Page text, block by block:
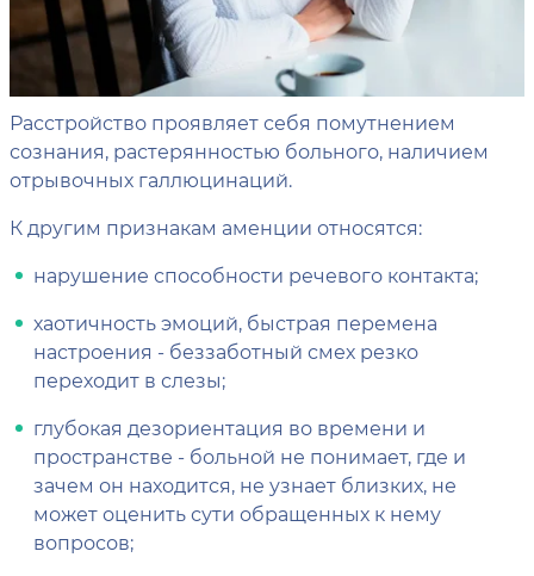
Расстройство проявляет себя помутнением
сознания, растерянностью больного, наличием
отрывочных галлюцинаций.
К другим признакам аменции относятся:
нарушение способности речевого контакта;
хаотичность эмоций, быстрая перемена
настроения - беззаботный смех резко
переходит в слезы;
глубокая дезориентация во времени и
пространстве - больной не понимает, где и
зачем он находится, не узнает близких, не
может оценить сути обращенных к нему
вопросов;